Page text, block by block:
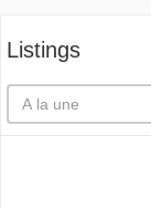
Listings
A la une